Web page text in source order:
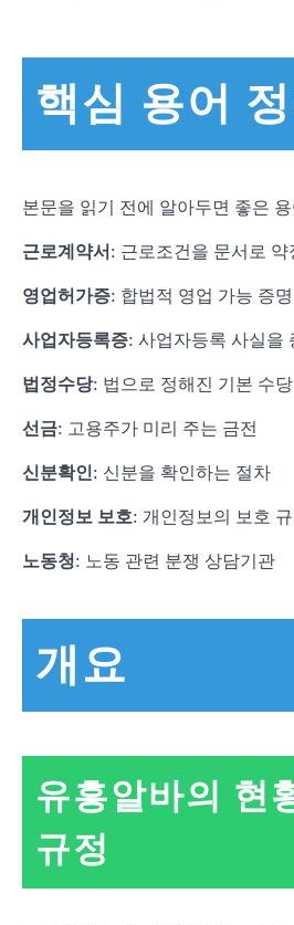
핵심 용어
본문을 읽기 전에 알아두면 좋은
근로계약서 : 근로조건을 문서로 약
영업허가증: 합법적 영업 가능 증
사업자등록증: 사업자등록 사실을
법정수당: 법으로 정해진 기본 수당
선금: 고용주가 미리 주는 금전
신분확인: 신분을 확인하는 절차
개인정보 보호: 개인정보의 보호
노동청: 노동 관련 분쟁 상담기관
개요
유흥알바의 현
규정